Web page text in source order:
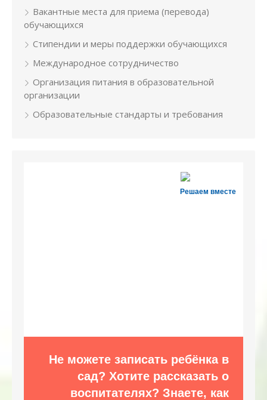
Вакантные места для приема (перевода)
обучающихся
Стипендии и меры поддержки обучающихся
Международное сотрудничество
Организация питания в образовательной
организации
Образовательные стандарты и требования
Решаем вместе
Не можете записать ребёнка в
сад? Хотите рассказать о
воспитателях? Знаете, как